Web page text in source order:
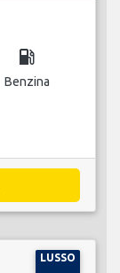
local_gas_station
Benzina
LUSSO